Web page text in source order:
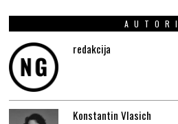
AUTORI
redakcija
Konstantin Vlasich